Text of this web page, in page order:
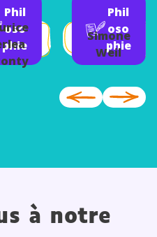
Phil
oso
phie
Phil
oso
phie
Simone
Weil
à notre